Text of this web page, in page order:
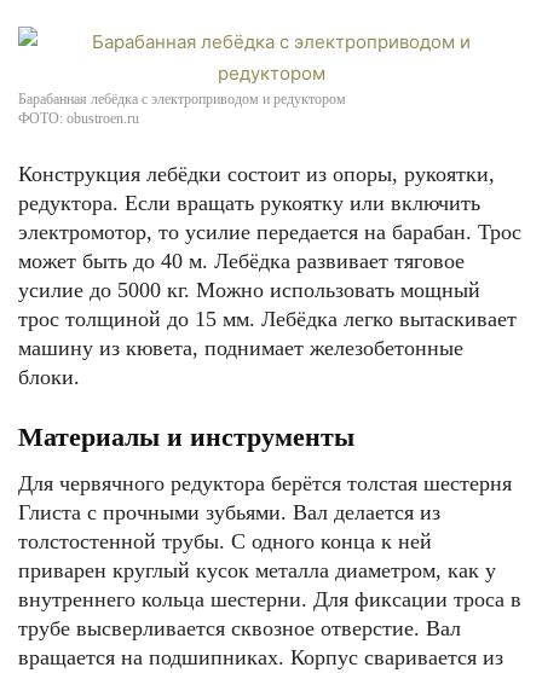
Барабанная лебёдка с электроприводом и редуктором
ФОТО: obustroen.ru
Конструкция лебёдки состоит из опоры, рукоятки,
редуктора. Если вращать рукоятку или включить
электромотор, то усилие передается на барабан. Трос
может быть до 40 м. Лебёдка развивает тяговое
усилие до 5000 кг. Можно использовать мощный
трос толщиной до 15 мм. Лебёдка легко вытаскивает
машину из кювета, поднимает железобетонные
блоки.
Материалы и инструменты
Для червячного редуктора берётся толстая шестерня
Глиста с прочными зубьями. Вал делается из
толстостенной трубы. С одного конца к ней
приварен круглый кусок металла диаметром, как у
внутреннего кольца шестерни. Для фиксации троса в
трубе высверливается сквозное отверстие. Вал
вращается на подшипниках. Корпус сваривается из